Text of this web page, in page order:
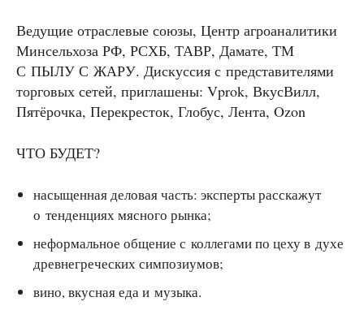
Ведущие отраслевые союзы, Центр агроаналитики
Минсельхоза РФ, РСХБ, ТАВР, Дамате, ТМ
С ПЫЛУ С ЖАРУ. Дискуссия с представителями
торговых сетей, приглашены: Vprok, ВкусВилл,
Пятёрочка, Перекресток, Глобус, Лента, Ozon
ЧТО БУДЕТ?
насыщенная деловая часть: эксперты расскажут
о тенденциях мясного рынка;
неформальное общение с коллегами по цеху в духе
древнегреческих симпозиумов;
вино, вкусная еда и музыка.